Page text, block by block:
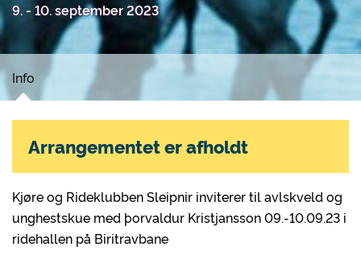
9. - 10. september 2023
Info
Kjøre og Rideklubben Sleipnir inviterer til avlskveld og
unghestskue med þorvaldur Kristjansson 09.-10.09.23 i
ridehallen på Biritravbane
Arrangementet er afholdt